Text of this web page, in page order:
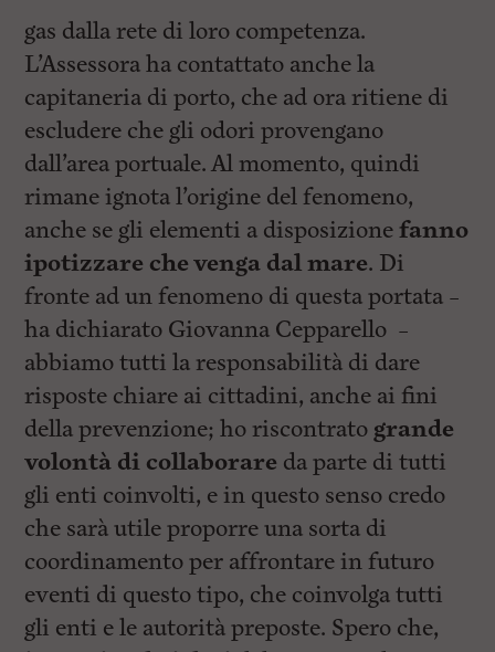
gas dalla rete di loro competenza.
L’Assessora ha contattato anche la
capitaneria di porto, che ad ora ritiene di
escludere che gli odori provengano
dall’area portuale. Al momento, quindi
rimane ignota l’origine del fenomeno,
anche se gli elementi a disposizionefanno
ipotizzare che venga dal mare. Di
fronte ad un fenomeno di questa portata –
ha dichiarato Giovanna Cepparello –
abbiamo tutti la responsabilità di dare
risposte chiare ai cittadini, anche ai fini
della prevenzione; ho riscontratogrande
volontà di collaborare da parte di tutti
gli enti coinvolti, e in questo senso credo
che sarà utile proporre una sorta di
coordinamento per affrontare in futuro
eventi di questo tipo, che coinvolga tutti
gli enti e le autorità preposte. Spero che,